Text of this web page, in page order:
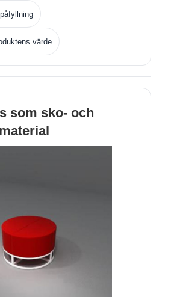
värde
som sko- och